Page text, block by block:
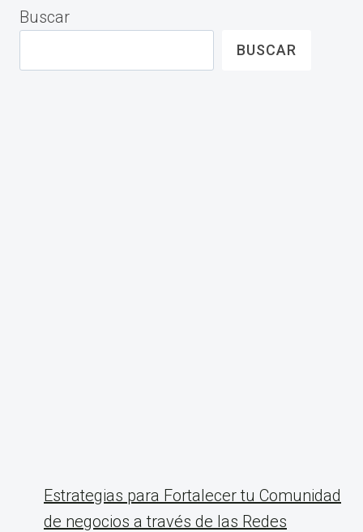
Buscar
BUSCAR
Estrategias para Fortalecer tu Comunidad
de negocios a través de las Redes